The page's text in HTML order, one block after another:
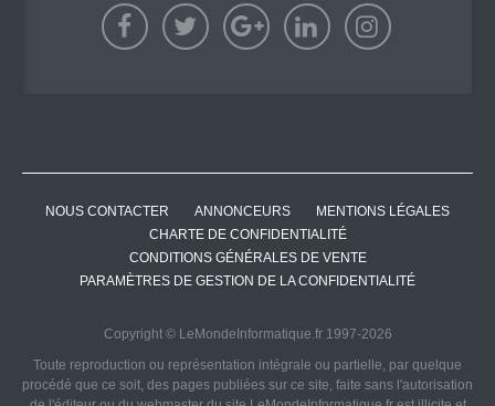
NOUS CONTACTER ANNONCEURS
MENTIONS LÉGALES
CHARTE DE CONFIDENTIALITÉ
CONDITIONS GÉNÉRALES DE VENTE
PARAMÈTRES DE GESTION DE LA CONFIDENTIALITÉ
Copyright © LeMondeInformatique.fr 1997-2026
Toute reproduction ou représentation intégrale ou partielle, par quelque
procédé que ce soit, des pages publiées sur ce site, faite sans l'autorisation